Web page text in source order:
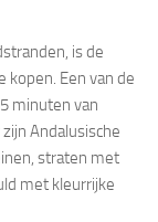
is de
kopen. Een van de
minuten van
Andalusische
straten met
met kleurrijke